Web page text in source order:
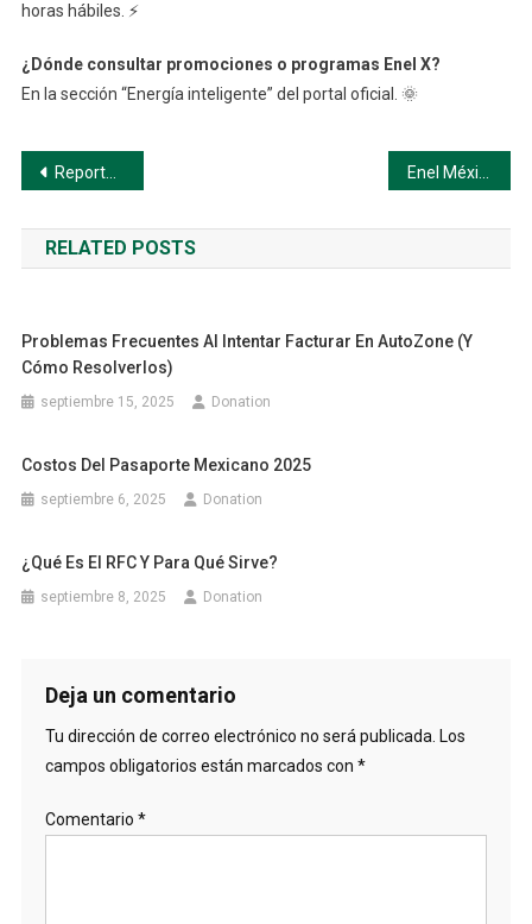
horas hábiles. ⚡
¿Dónde consultar promociones o programas Enel X?
En la sección “Energía inteligente” del portal oficial. 🌞
Navegación
de
entradas
Reportar Fallas o Cortes en el Servicio de Enel México
RELATED POSTS
Problemas Frecuentes Al Intentar Facturar En AutoZone (y
Cómo Resolverlos)
septiembre 15, 2025 Donation
Costos Del Pasaporte Mexicano 2025
septiembre 6, 2025 Donation
¿Qué Es El RFC Y Para Qué Sirve?
septiembre 8, 2025 Donation
Deja un comentario
Tu dirección de correo electrónico no será publicada. Los
campos obligatorios están marcados con *
Comentario *